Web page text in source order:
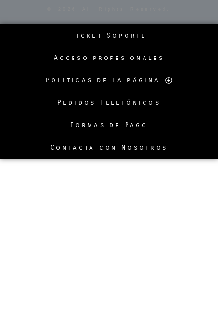
Ticket Soporte
Acceso profesionales
Politicas de la página
Pedidos Telefónicos
Formas de Pago
Contacta con Nosotros